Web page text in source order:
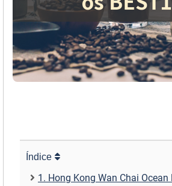
Índice
1. Hong Kong Wan Chai Ocean